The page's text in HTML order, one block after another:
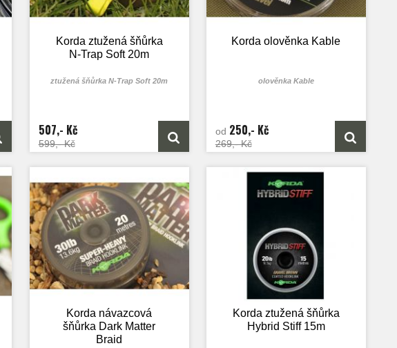
v 10 metrovém návinu.
Korda ztužená šňůrka
N-Trap Soft 20m
ztužená šňůrka N-Trap Soft 20m
507,- Kč
599,- Kč
Korda olověnka Kable
olověnka Kable
od 250,- Kč
269,- Kč
Korda návazcová
šňůrka Dark Matter
Braid
Korda ztužená šňůrka
Hybrid Stiff 15m